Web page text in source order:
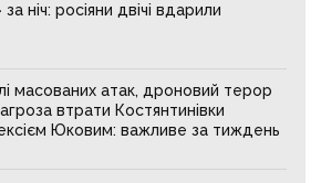
ніч: росіяни двічі вдарили
масованих атак, дроновий терор
втрати Костянтинівки
Юковим: важливе за тиждень